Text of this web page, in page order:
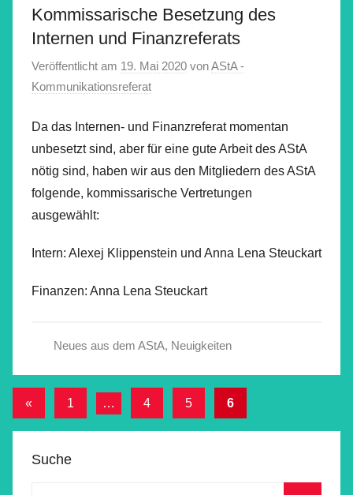
Kommissarische Besetzung des
Internen und Finanzreferats
Veröffentlicht am 19. Mai 2020 vonAStA -
Kommunikationsreferat
Da das Internen- und Finanzreferat momentan
unbesetzt sind, aber für eine gute Arbeit des AStA
nötig sind, haben wir aus den Mitgliedern des AStA
folgende, kommissarische Vertretungen
ausgewählt:
Intern: Alexej Klippenstein und Anna Lena Steuckart
Finanzen: Anna Lena Steuckart
Neues aus dem AStA, Neuigkeiten
Beitragsnavigation
« Vorherige
1 … 4 5 6
Suche